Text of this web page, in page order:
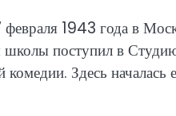
1943 года в
школы поступил в
Здесь началась